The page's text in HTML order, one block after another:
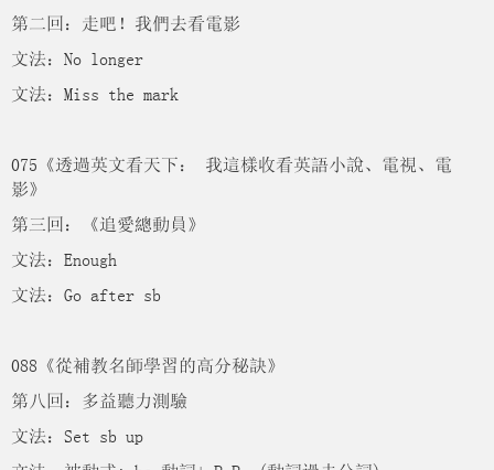
第二回：走吧！我們去看電影
文法：No longer
文法：Miss the mark
075《透過英文看天下： 我這樣收看英語小說、電視、電
影》
第三回：《追愛總動員》
文法：Enough
文法：Go after sb
088《從補教名師學習的高分秘訣》
第八回：多益聽力測驗
文法：Set sb up